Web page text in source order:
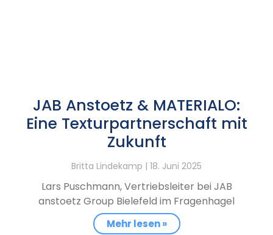
JAB Anstoetz & MATERIALO:
Eine Texturpartnerschaft mit
Zukunft
Britta Lindekamp 18. Juni 2025
Lars Puschmann, Vertriebsleiter bei JAB
anstoetz Group Bielefeld im Fragenhagel
Mehr lesen »